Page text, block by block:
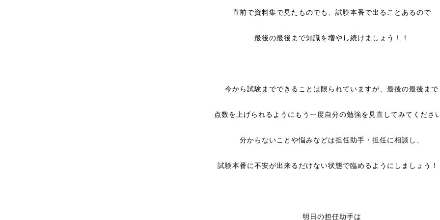
直前で資料集で見たものでも、試験本番で出ることあるので
最後の最後まで知識を増やし続けましょう！！
今から試験までできることは限られていますが、最後の最後まで
点数を上げられるようにもう一度自分の勉強を見直してみてくださ
分からないことや悩みなどは担任助手・担任に相談し、
試験本番に不安が出来るだけない状態で臨めるようにしましょう！
明日の担任助手は